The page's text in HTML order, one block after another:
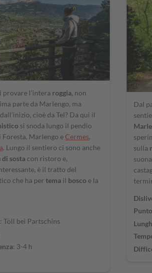
provare l’intera roggia, non
parte da Marlengo, ma
cioè da Tel? Da qui il
si snoda lungo il pendio
Marlengo e Cermes,
. Lungo il sentiero ci sono anche
sosta con ristoro e,
è il tratto del
che ha per tema il bosco e la
: Töll bei Partschins
: 3-4 h
Dal
sulla